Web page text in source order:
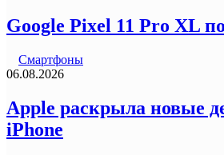
Google Pixel 11 Pro XL
Смартфоны
06.08.2026
Apple раскрыла новые
iPhone